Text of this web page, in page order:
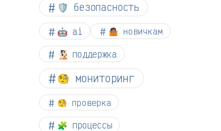
🛡️ безопасность
🤖 ai 🤷🏽 новичкам
🧏🏻 поддержка
🧐 мониторинг
🧐 проверка
🧩 процессы